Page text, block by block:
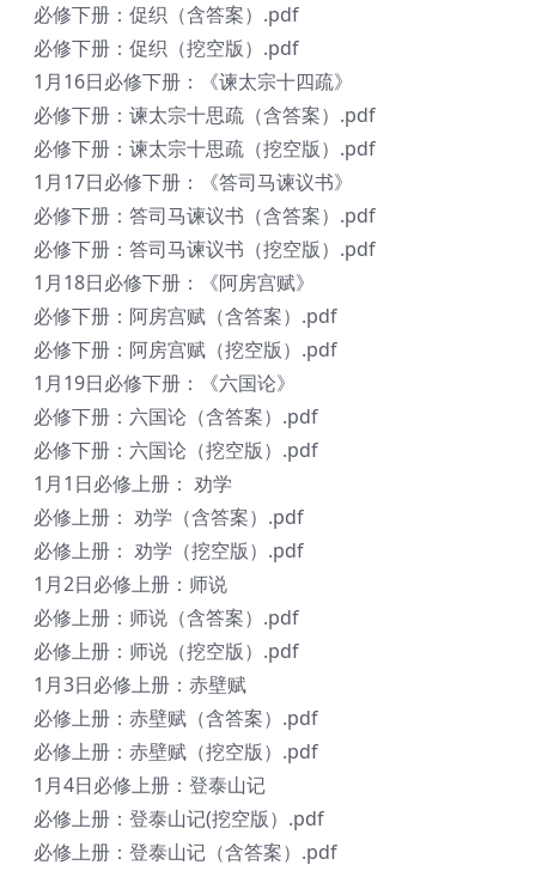
必修下册：促织（含答案）.pdf
必修下册：促织（挖空版）.pdf
1月16日必修下册：《谏太宗十四疏》
必修下册：谏太宗十思疏（含答案）.pdf
必修下册：谏太宗十思疏（挖空版）.pdf
1月17日必修下册：《答司马谏议书》
必修下册：答司马谏议书（含答案）.pdf
必修下册：答司马谏议书（挖空版）.pdf
1月18日必修下册：《阿房宫赋》
必修下册：阿房宫赋（含答案）.pdf
必修下册：阿房宫赋（挖空版）.pdf
1月19日必修下册：《六国论》
必修下册：六国论（含答案）.pdf
必修下册：六国论（挖空版）.pdf
1月1日必修上册： 劝学
必修上册： 劝学（含答案）.pdf
必修上册： 劝学（挖空版）.pdf
1月2日必修上册：师说
必修上册：师说（含答案）.pdf
必修上册：师说（挖空版）.pdf
1月3日必修上册：赤壁赋
必修上册：赤壁赋（含答案）.pdf
必修上册：赤壁赋（挖空版）.pdf
1月4日必修上册：登泰山记
必修上册：登泰山记(挖空版）.pdf
必修上册：登泰山记（含答案）.pdf